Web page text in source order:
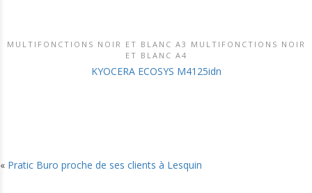
DÉCOUVRIR CE PRODUIT
MULTIFONCTIONS NOIR ET BLANC A3 MULTIFONCTIONS NOIR
ET BLANC A4
KYOCERA ECOSYS M4125idn
« Pratic Buro proche de ses clients à Lesquin